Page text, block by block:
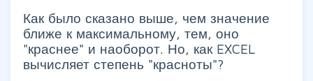
Как было сказано выше, чем значение
ближе к максимальному, тем, оно
"краснее" и наоборот. Но, как EXCEL
вычисляет степень "красноты"?